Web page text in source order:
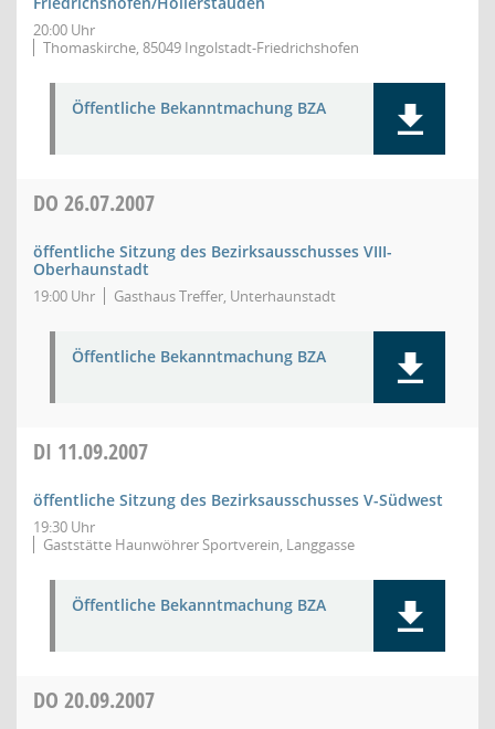
20:00 Uhr
Thomaskirche, 85049 Ingolstadt-Friedrichshofen
Öffentliche Bekanntmachung BZA
DO 26.07.2007
öffentliche Sitzung des Bezirksausschusses VIII-
Oberhaunstadt
19:00 Uhr Gasthaus Treffer, Unterhaunstadt
Öffentliche Bekanntmachung BZA
DI 11.09.2007
öffentliche Sitzung des Bezirksausschusses V-Südwest
19:30 Uhr
Gaststätte Haunwöhrer Sportverein, Langgasse
Öffentliche Bekanntmachung BZA
DO 20.09.2007